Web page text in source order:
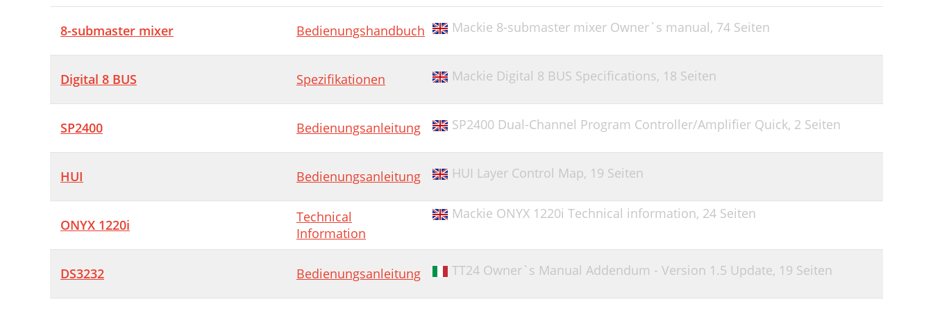
Troubleshooting
8-submaster mixer Bedienungshandbuch Mackie 8-submaster mixer Owner`s manual, 74 Seiten
Digital 8 BUS Spezifikationen Mackie Digital 8 BUS Specifications, 18 Seiten
SP2400 Bedienungsanleitung SP2400 Dual-Channel Program Controller/Amplifier Quick, 2 Seiten
HUI Bedienungsanleitung HUI Layer Control Map, 19 Seiten
ONYX 1220i
Technical
Information
Mackie ONYX 1220i Technical information, 24 Seiten
DS3232 Bedienungsanleitung TT24 Owner`s Manual Addendum - Version 1.5 Update, 19 Seiten